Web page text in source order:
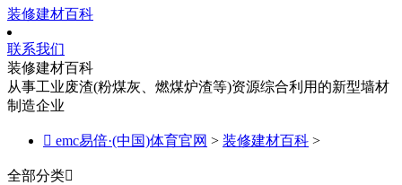
装修建材百科
联系我们
装修建材百科
从事工业废渣(粉煤灰、燃煤炉渣等)资源综合利用的新型墙材
制造企业
 emc易倍·(中国)体育官网 > 装修建材百科 >
全部分类